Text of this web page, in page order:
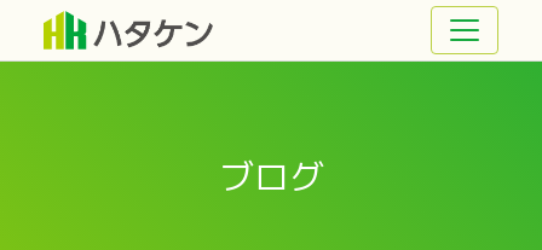
ブログ